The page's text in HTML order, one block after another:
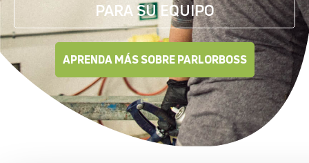
PARA SU EQUIPO
APRENDA MÁS SOBRE PARLORBOSS